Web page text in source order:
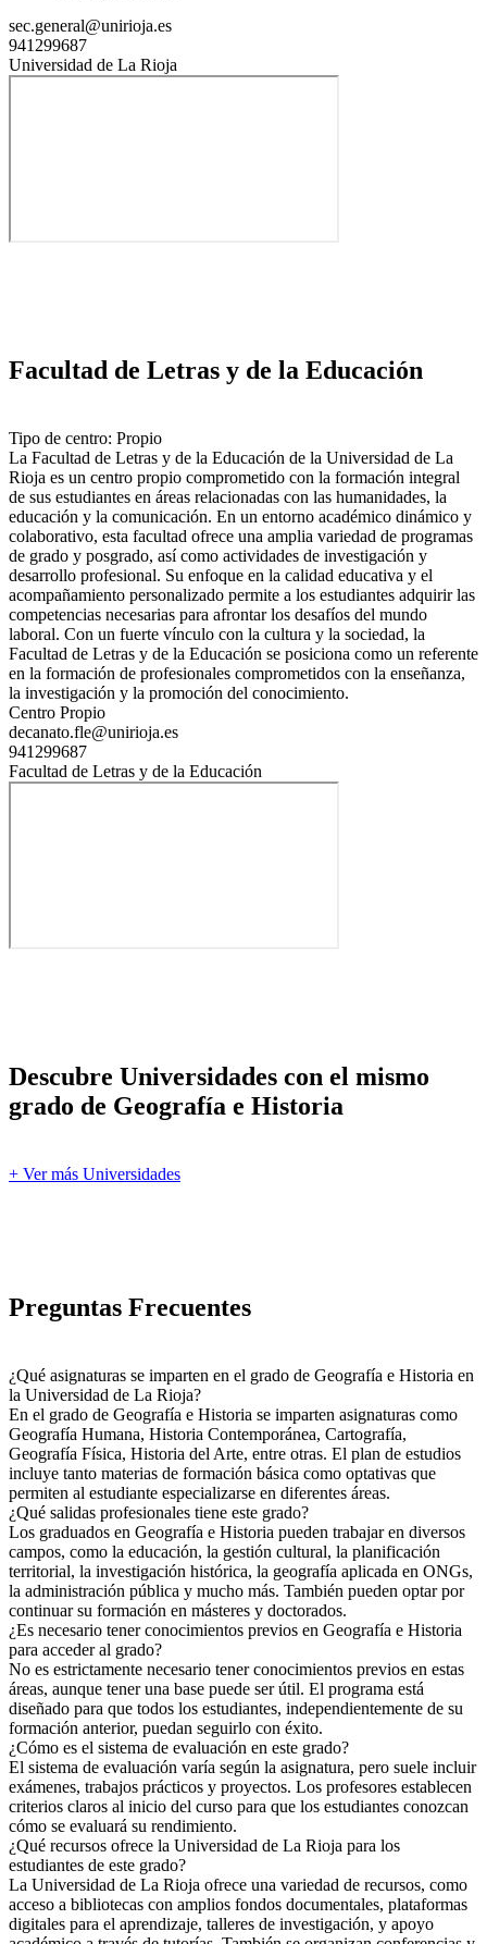
sec.general@unirioja.es
941299687
Universidad de La Rioja
Facultad de Letras y de la Educación
Tipo de centro: Propio
La Facultad de Letras y de la Educación de la Universidad de La
Rioja es un centro propio comprometido con la formación integral
de sus estudiantes en áreas relacionadas con las humanidades, la
educación y la comunicación. En un entorno académico dinámico y
colaborativo, esta facultad ofrece una amplia variedad de programas
de grado y posgrado, así como actividades de investigación y
desarrollo profesional. Su enfoque en la calidad educativa y el
acompañamiento personalizado permite a los estudiantes adquirir las
competencias necesarias para afrontar los desafíos del mundo
laboral. Con un fuerte vínculo con la cultura y la sociedad, la
Facultad de Letras y de la Educación se posiciona como un referente
en la formación de profesionales comprometidos con la enseñanza,
la investigación y la promoción del conocimiento.
Centro Propio
decanato.fle@unirioja.es
941299687
Facultad de Letras y de la Educación
Descubre Universidades con el mismo
grado de Geografía e Historia
+ Ver más Universidades
Preguntas Frecuentes
¿Qué asignaturas se imparten en el grado de Geografía e Historia en
la Universidad de La Rioja?
En el grado de Geografía e Historia se imparten asignaturas como
Geografía Humana, Historia Contemporánea, Cartografía,
Geografía Física, Historia del Arte, entre otras. El plan de estudios
incluye tanto materias de formación básica como optativas que
permiten al estudiante especializarse en diferentes áreas.
¿Qué salidas profesionales tiene este grado?
Los graduados en Geografía e Historia pueden trabajar en diversos
campos, como la educación, la gestión cultural, la planificación
territorial, la investigación histórica, la geografía aplicada en ONGs,
la administración pública y mucho más. También pueden optar por
continuar su formación en másteres y doctorados.
¿Es necesario tener conocimientos previos en Geografía e Historia
para acceder al grado?
No es estrictamente necesario tener conocimientos previos en estas
áreas, aunque tener una base puede ser útil. El programa está
diseñado para que todos los estudiantes, independientemente de su
formación anterior, puedan seguirlo con éxito.
¿Cómo es el sistema de evaluación en este grado?
El sistema de evaluación varía según la asignatura, pero suele incluir
exámenes, trabajos prácticos y proyectos. Los profesores establecen
criterios claros al inicio del curso para que los estudiantes conozcan
cómo se evaluará su rendimiento.
¿Qué recursos ofrece la Universidad de La Rioja para los
estudiantes de este grado?
La Universidad de La Rioja ofrece una variedad de recursos, como
acceso a bibliotecas con amplios fondos documentales, plataformas
digitales para el aprendizaje, talleres de investigación, y apoyo